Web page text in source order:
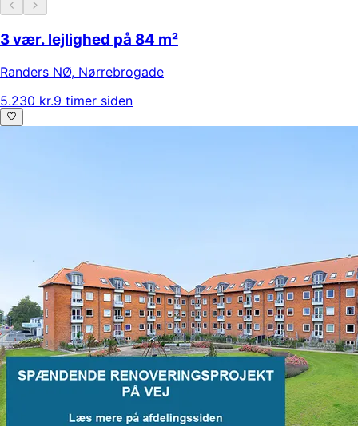
3 vær. lejlighed på 84 m²
Randers NØ, Nørrebrogade
5.230 kr.9 timer siden